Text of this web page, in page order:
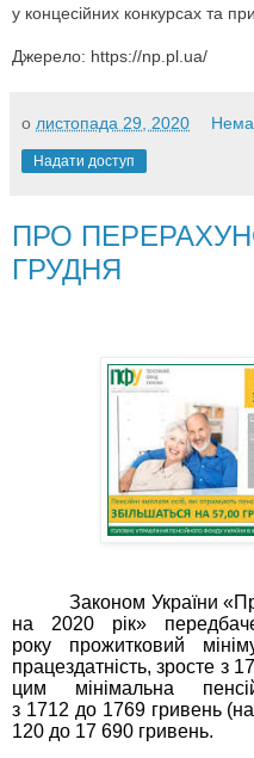
у концесійних конкурсах та
Джерело: https://np.pl.ua/
о листопада 29, 2020
Надати доступ
ПРО
ГРУДНЯ
Законом України
на 2020 рік»
року прожитковий
працездатність, зросте з
цим мінімальна
з 1712 до 1769 гривень
120 до 17 690 гривень.